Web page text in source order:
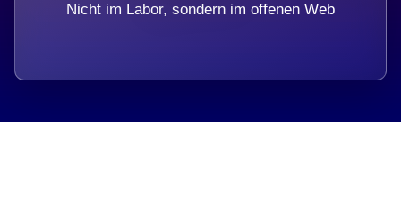
Nicht im Labor, sondern im offenen Web